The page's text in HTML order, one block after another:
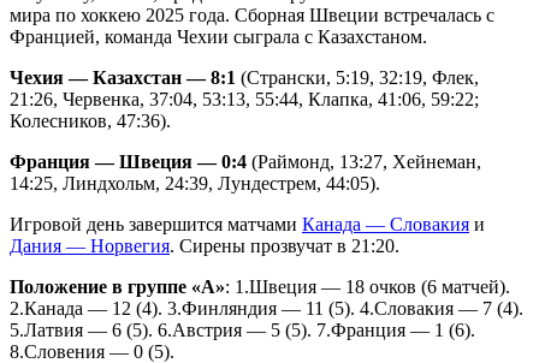
мира по хоккею 2025 года. Сборная Швеции встречалась с
Францией, команда Чехии сыграла с Казахстаном.
Чехия — Казахстан — 8:1 (Странски, 5:19, 32:19, Флек,
21:26, Червенка, 37:04, 53:13, 55:44, Клапка, 41:06, 59:22;
Колесников, 47:36).
Франция — Швеция — 0:4 (Раймонд, 13:27, Хейнеман,
14:25, Линдхольм, 24:39, Лундестрем, 44:05).
Игровой день завершится матчами Канада — Словакия и
Дания — Норвегия. Сирены прозвучат в 21:20.
Положение в группе «А»: 1.Швеция — 18 очков (6 матчей).
2.Канада — 12 (4). 3.Финляндия — 11 (5). 4.Словакия — 7 (4).
5.Латвия — 6 (5). 6.Австрия — 5 (5). 7.Франция — 1 (6).
8.Словения — 0 (5).